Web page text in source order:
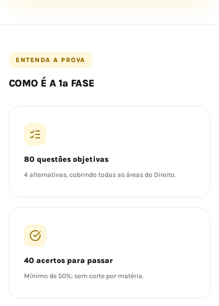
ENTENDA A PROVA
COMO É A 1ª FASE
80 questões objetivas
4 alternativas, cobrindo todas as áreas do Direito.
40 acertos para passar
Mínimo de 50%; sem corte por matéria.